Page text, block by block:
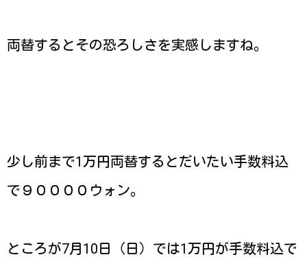
両替するとその恐ろしさを実感しますね。
少し前まで1万円両替するとだいたい手数料込
で９００００ウォン。
ところが7月10日（日）では1万円が手数料込で